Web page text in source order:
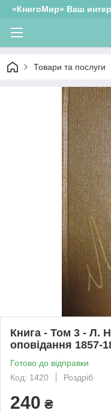
«КнигоМир» Ваш
Товари та послуги
Книга - Том 3 - Л.
оповідання 1857-
Готово до відправки
Код: 1420
Роздріб
240 ₴